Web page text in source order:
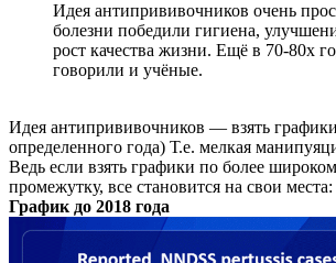
Идея антипрививочников очень
болезни победили гигиена,
рост качества жизни. Ещё в 70-80х
говорили и учёные.
Идея антипрививочников — взять
определенного года) Т.е. мелкая
Ведь если взять графики по более
промежутку, все становится на свои места:
График до 2018 года